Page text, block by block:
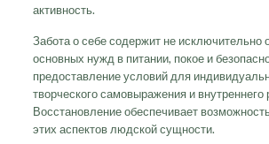
активность.
Забота о себе содержит не исключительно
основных нужд в питании, покое и
предоставление условий для
творческого самовыражения и внутреннего
Восстановление обеспечивает
этих аспектов людской сущности.